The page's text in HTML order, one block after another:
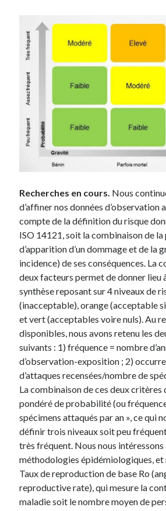
Recherches en cours. Nous
d’affiner nos données d’observation
compte de la définition du risque
ISO 14121, soit la combinaison de
d’apparition d’un dommage et de la
incidence) de ses conséquences. La
deux facteurs permet de donner lieu
synthèse reposant sur 4 niveaux de
(inacceptable), orange (acceptable
et vert (acceptables voire nuls). Au
disponibles, nous avons retenu les
suivants : 1) fréquence = nombre
d’observation-exposition ; 2)
d’attaques recensées/nombre de
La combinaison de ces deux critères
pondéré de probabilité (ou
spécimens attaqués par an », ce qui
définir trois niveaux soit peu
très fréquent. Nous nous intéressons
méthodologies épidémiologiques, et
Taux de reproduction de base Ro
reproductive rate), qui mesure la
maladie soit le nombre moyen de